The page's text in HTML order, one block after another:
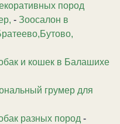
пород
- Зоосалон в
и кошек в Балашихе
грумер для
разных пород -